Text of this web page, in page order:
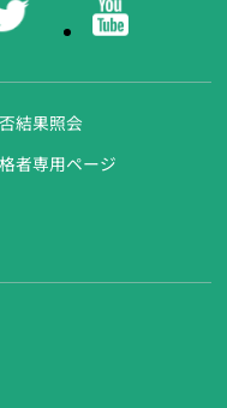
結果照会
者専用ページ